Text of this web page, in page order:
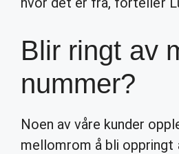
Blir ringt av
nummer?
Noen av våre kunder
mellomrom å bli oppringt